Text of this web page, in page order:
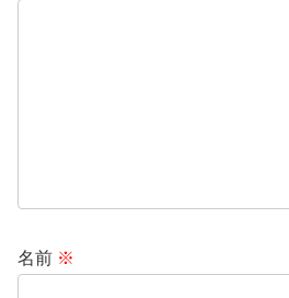
名前 ※